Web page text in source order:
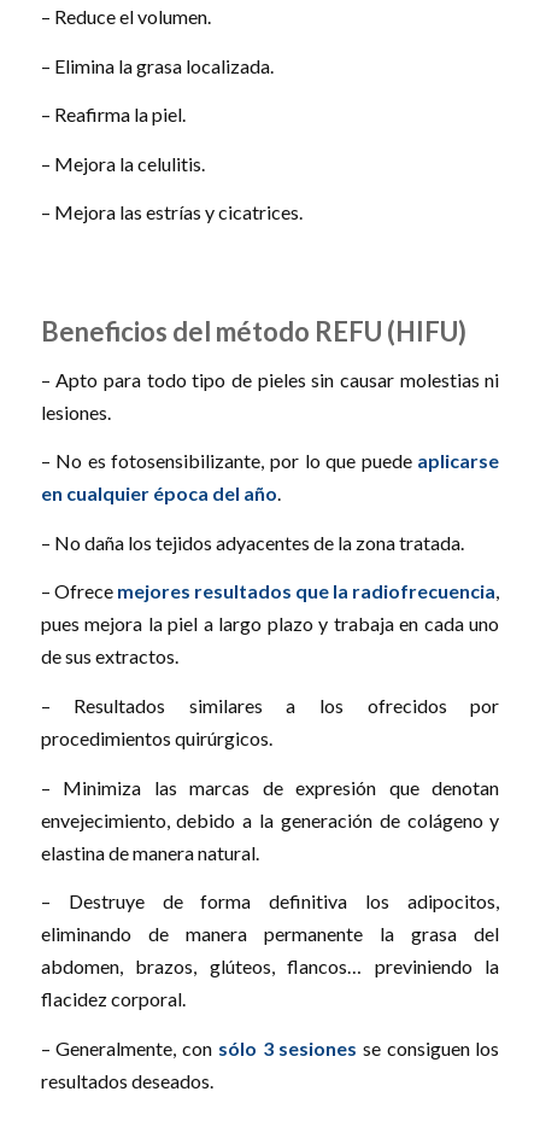
– Reduce el volumen.
– Elimina la grasa localizada.
– Reafirma la piel.
– Mejora la celulitis.
– Mejora las estrías y cicatrices.
Beneficios del método REFU (HIFU)
– Apto para todo tipo de pieles sin causar molestias ni
lesiones.
– No es fotosensibilizante, por lo que puede aplicarse
en cualquier época del año.
– No daña los tejidos adyacentes de la zona tratada.
– Ofrecemejores resultados que la radiofrecuencia,
pues mejora la piel a largo plazo y trabaja en cada uno
de sus extractos.
– Resultados similares a los ofrecidos por
procedimientos quirúrgicos.
– Minimiza las marcas de expresión que denotan
envejecimiento, debido a la generación de colágeno y
elastina de manera natural.
– Destruye de forma definitiva los adipocitos,
eliminando de manera permanente la grasa del
abdomen, brazos, glúteos, flancos… previniendo la
flacidez corporal.
– Generalmente, con sólo 3 sesiones se consiguen los
resultados deseados.